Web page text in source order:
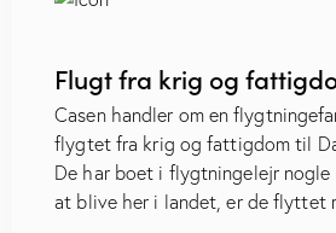
Flugt fra krig og
Casen handler om en
flygtet fra krig og fattigdom til
De har boet i flygtningelejr nogle
at blive her i landet, er de flyttet